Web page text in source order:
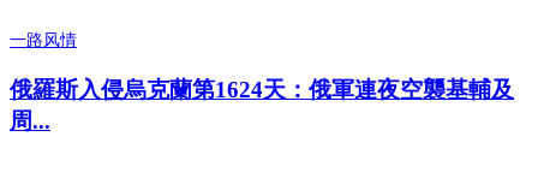
一路风情
俄羅斯入侵烏克蘭第1624天：俄軍連夜空襲基輔及
周...